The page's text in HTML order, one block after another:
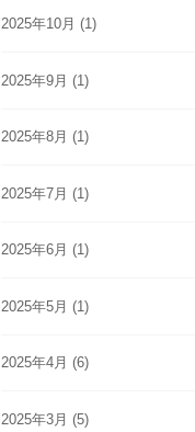
2025年10月 (1)
2025年9月 (1)
2025年8月 (1)
2025年7月 (1)
2025年6月 (1)
2025年5月 (1)
2025年4月 (6)
2025年3月 (5)